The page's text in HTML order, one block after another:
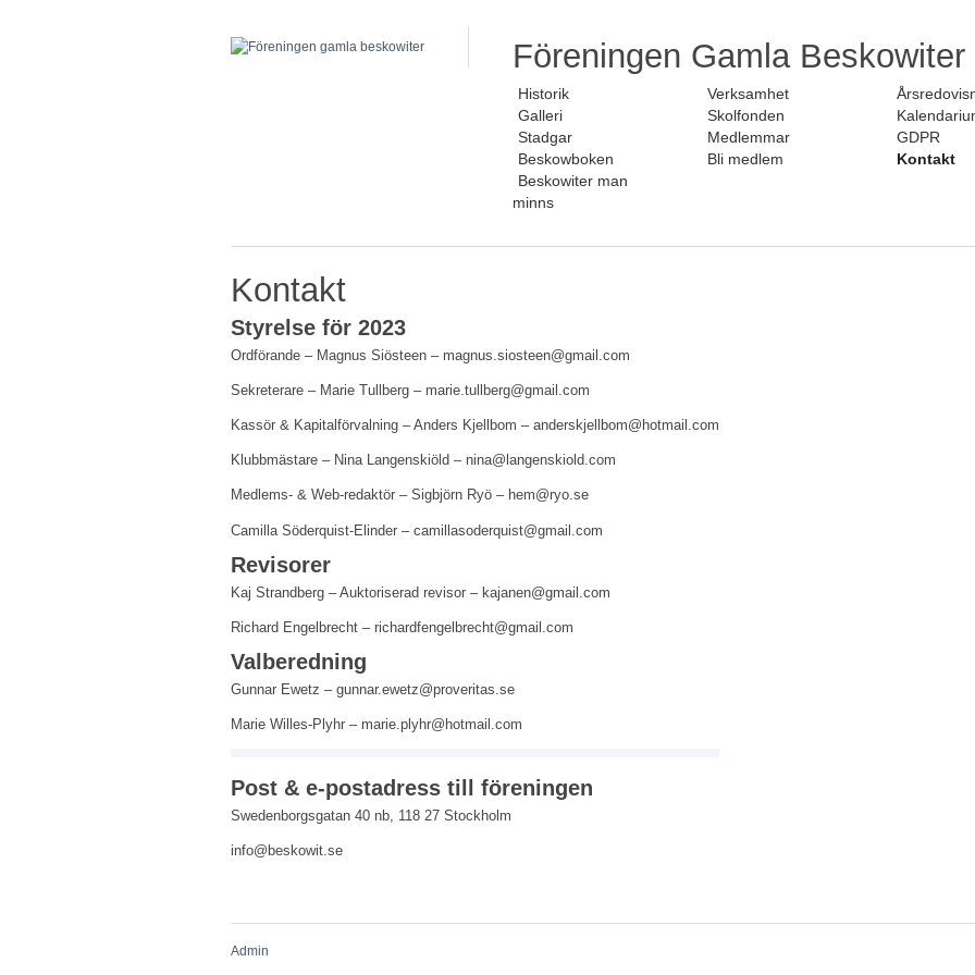
Föreningen Gamla Beskowiter
Historik Verksamhet
Galleri
Skolfonden
Stadgar
Medlemmar
GDPR
Beskowboken
Bli medlem
Kontakt
Beskowiter man
minns
Kontakt
Styrelse för 2023
Ordförande – Magnus Siösteen – magnus.siosteen@gmail.com
Sekreterare – Marie Tullberg – marie.tullberg@gmail.com
Kassör & Kapitalförvalning – Anders Kjellbom – anderskjellbom@hotmail.com
Klubbmästare – Nina Langenskiöld – nina@langenskiold.com
Medlems- & Web-redaktör – Sigbjörn Ryö – hem@ryo.se
Camilla Söderquist-Elinder – camillasoderquist@gmail.com
Revisorer
Kaj Strandberg – Auktoriserad revisor – kajanen@gmail.com
Richard Engelbrecht – richardfengelbrecht@gmail.com
Valberedning
Gunnar Ewetz – gunnar.ewetz@proveritas.se
Marie Willes-Plyhr – marie.plyhr@hotmail.com
Post & e-postadress till föreningen
Swedenborgsgatan 40 nb, 118 27 Stockholm
info@beskowit.se
Admin